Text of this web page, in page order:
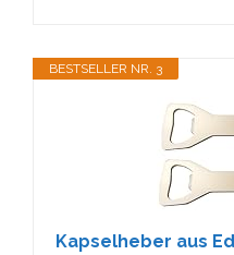
BESTSELLER NR. 3
Kapselheber aus